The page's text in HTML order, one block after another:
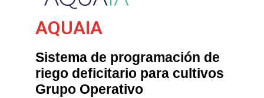
AQUAIA
Sistema de programación de
riego deficitario para cultivos
Grupo Operativo